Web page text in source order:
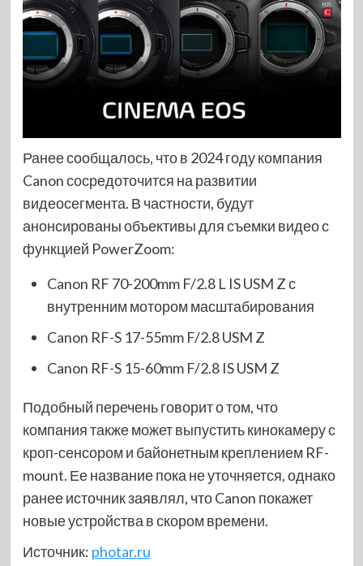
Ранее сообщалось, что в 2024 году компания
Canon сосредоточится на развитии
видеосегмента. В частности, будут
анонсированы объективы для съемки видео с
функцией PowerZoom:
Canon RF 70-200mm F/2.8 L IS USM Z с
внутренним мотором масштабирования
Canon RF-S 17-55mm F/2.8 USM Z
Canon RF-S 15-60mm F/2.8 IS USM Z
Подобный перечень говорит о том, что
компания также может выпустить кинокамеру с
кроп-сенсором и байонетным креплением RF-
mount. Ее название пока не уточняется, однако
ранее источник заявлял, что Canon покажет
новые устройства в скором времени.
Источник: photar.ru